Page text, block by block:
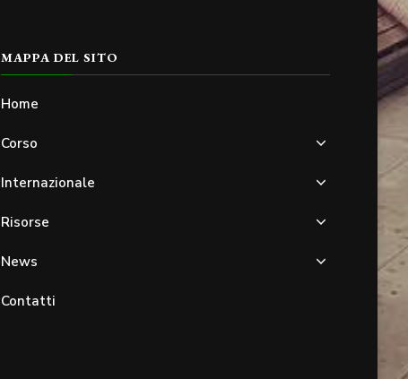
MAPPA DEL SITO
Home
Corso
Internazionale
Risorse
News
Contatti